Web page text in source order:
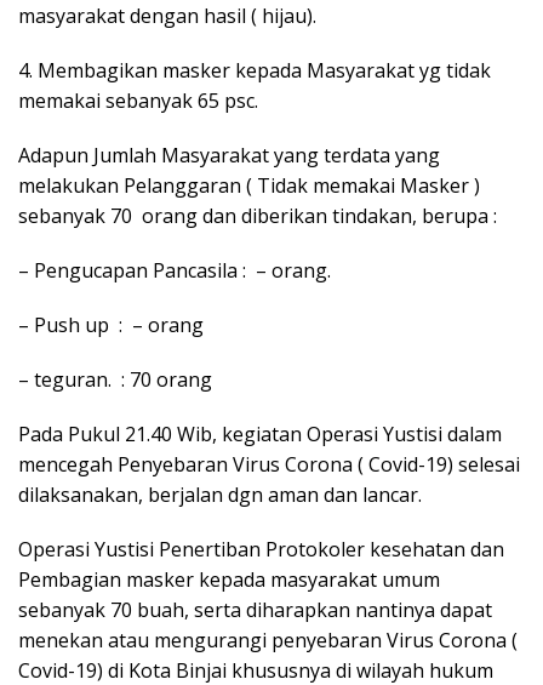
masyarakat dengan hasil ( hijau).
4. Membagikan masker kepada Masyarakat yg tidak
memakai sebanyak 65 psc.
Adapun Jumlah Masyarakat yang terdata yang
melakukan Pelanggaran ( Tidak memakai Masker )
sebanyak 70 orang dan diberikan tindakan, berupa :
– Pengucapan Pancasila : – orang.
– Push up : – orang
– teguran. : 70 orang
Pada Pukul 21.40 Wib, kegiatan Operasi Yustisi dalam
mencegah Penyebaran Virus Corona ( Covid-19) selesai
dilaksanakan, berjalan dgn aman dan lancar.
Operasi Yustisi Penertiban Protokoler kesehatan dan
Pembagian masker kepada masyarakat umum
sebanyak 70 buah, serta diharapkan nantinya dapat
menekan atau mengurangi penyebaran Virus Corona (
Covid-19) di Kota Binjai khususnya di wilayah hukum